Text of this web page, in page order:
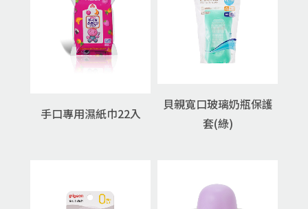
手口專用濕紙巾22入
貝親寬口玻璃奶瓶保護
套(綠)